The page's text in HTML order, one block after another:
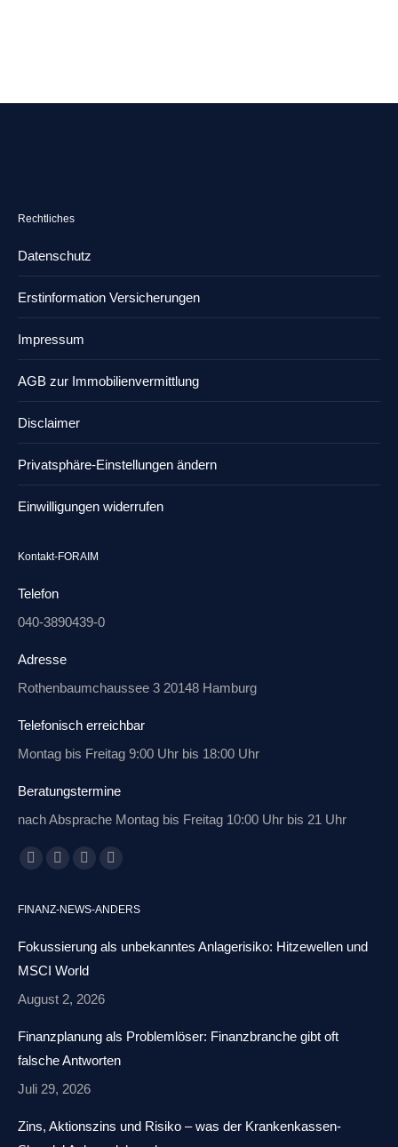
Rechtliches
Datenschutz
Erstinformation Versicherungen
Impressum
AGB zur Immobilienvermittlung
Disclaimer
Privatsphäre-Einstellungen ändern
Einwilligungen widerrufen
Kontakt-FORAIM
Telefon
040-3890439-0
Adresse
Rothenbaumchaussee 3 20148 Hamburg
Telefonisch erreichbar
Montag bis Freitag 9:00 Uhr bis 18:00 Uhr
Beratungstermine
nach Absprache Montag bis Freitag 10:00 Uhr bis 21 Uhr
Finden Sie uns auf:
opensopensopenspage
FINANZ-NEWS-ANDERS
Fokussierung als unbekanntes Anlagerisiko: Hitzewellen und
MSCI World
August 2, 2026
Finanzplanung als Problemlöser: Finanzbranche gibt oft
falsche Antworten
Juli 29, 2026
Zins, Aktionszins und Risiko – was der Krankenkassen-